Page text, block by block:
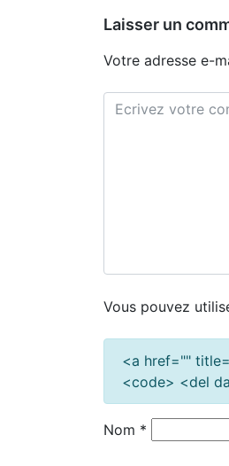
Laisser un
Votre adresse e-
Vous pouvez
<a href=""
<code> <del
Nom *